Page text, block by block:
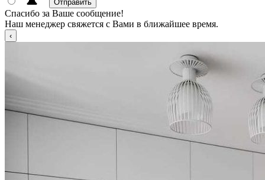
Спасибо за Ваше сообщение!
Наш менеджер свяжется с Вами в ближайшее время.